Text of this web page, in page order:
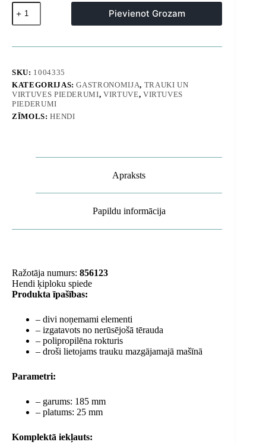
Ķiploku
spiede
no
tērauda,
biezumi
-
Hendi
856123
daudzums
Pievienot Grozam
SKU: 1004335
KATEGORIJAS:GASTRONOMIJA, TRAUKI UN
VIRTUVES PIEDERUMI,VIRTUVE, VIRTUVES
PIEDERUMI
ZĪMOLS:HENDI
Apraksts
Papildu informācija
Ražotāja numurs: 856123
Hendi ķiploku spiede
Produkta īpašības:
– divi noņemami elementi
– izgatavots no nerūsējošā tērauda
– polipropilēna rokturis
– droši lietojams trauku mazgājamajā mašīnā
Parametri:
– garums: 185 mm
– platums: 25 mm
Komplektā iekļauts: